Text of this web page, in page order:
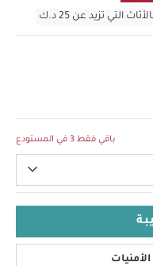
تزيد عن 25 د.ك
باقي فقط 3 في المستودع